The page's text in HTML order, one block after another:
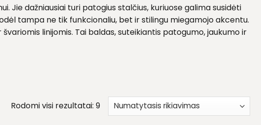
Jie dažniausiai turi patogius stalčius, kuriuose galima susidėti
tampa ne tik funkcionaliu, bet ir stilingu miegamojo akcentu.
linijomis. Tai baldas, suteikiantis patogumo, jaukumo ir
Rodomi visi rezultatai: 9